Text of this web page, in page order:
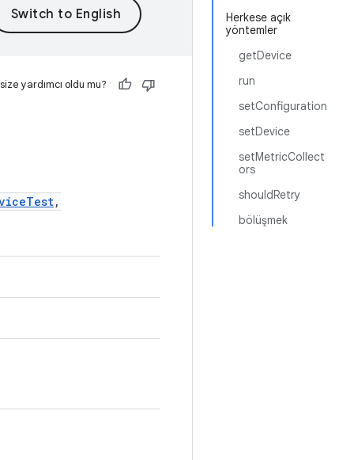
Herkese açık
yöntemler
getDevice
run
setConfiguration
setDevice
setMetricCollect
ors
shouldRetry
bölüşmek
yardımcı oldu mu?
,